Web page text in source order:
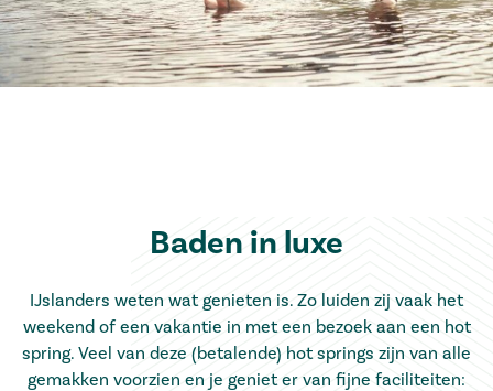
Baden in luxe
IJslanders weten wat genieten is. Zo luiden zij vaak het
weekend of een vakantie in met een bezoek aan een hot
spring. Veel van deze (betalende) hot springs zijn van alle
gemakken voorzien en je geniet er van fijne faciliteiten: